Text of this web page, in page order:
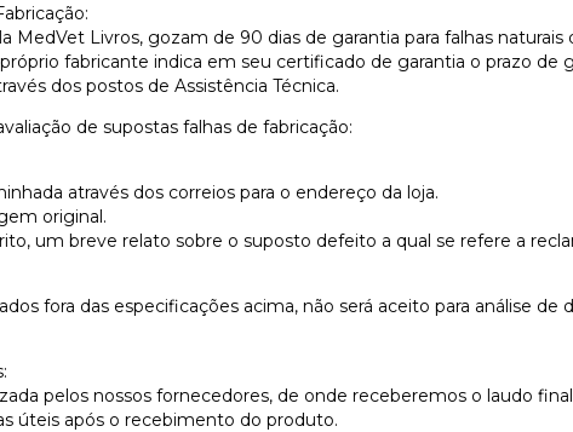
MedVet Livros, gozam de 90 dias de garantia para falhas naturais
fabricante indica em seu certificado de garantia o prazo de
dos postos de Assistência Técnica.
de supostas falhas de fabricação:
através dos correios para o endereço da loja.
original.
um breve relato sobre o suposto defeito a qual se refere a
fora das especificações acima, não será aceito para análise
pelos nossos fornecedores, de onde receberemos o laudo
úteis após o recebimento do produto.